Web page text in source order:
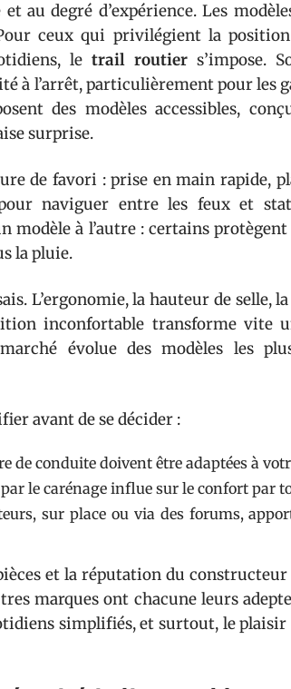
au degré d’expérience. Les
ceux qui privilégient la
le trail routiers’impose.
à l’arrêt, particulièrement pour les
des modèles accessibles,
surprise.
de favori : prise en main rapide,
naviguer entre les feux et
modèle à l’autre : certains
la pluie.
L’ergonomie, la hauteur de selle,
inconfortable transforme vite
évolue des modèles les
avant de se décider :
de conduite doivent être adaptées à
le carénage influe sur le confort par
sur place ou via des forums,
et la réputation du
marques ont chacune leurs
simplifiés, et surtout, le